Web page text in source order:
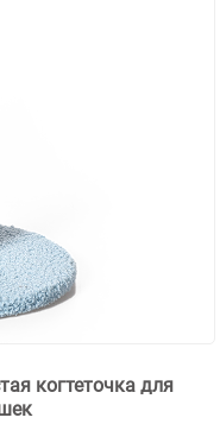
когтеточка для